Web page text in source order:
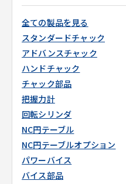
全ての製品を見る
スタンダードチャック
アドバンスチャック
ハンドチャック
チャック部品
把握力計
回転シリンダ
NC円テーブル
NC円テーブルオプション
パワーバイス
バイス部品